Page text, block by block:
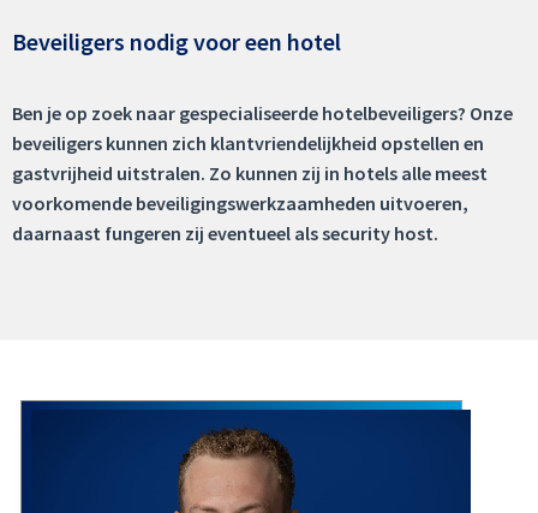
Beveiligers nodig voor een hotel
Ben je op zoek naar gespecialiseerde hotelbeveiligers? Onze
beveiligers kunnen zich klantvriendelijkheid opstellen en
gastvrijheid uitstralen. Zo kunnen zij in hotels alle meest
voorkomende beveiligingswerkzaamheden uitvoeren,
daarnaast fungeren zij eventueel als security host.